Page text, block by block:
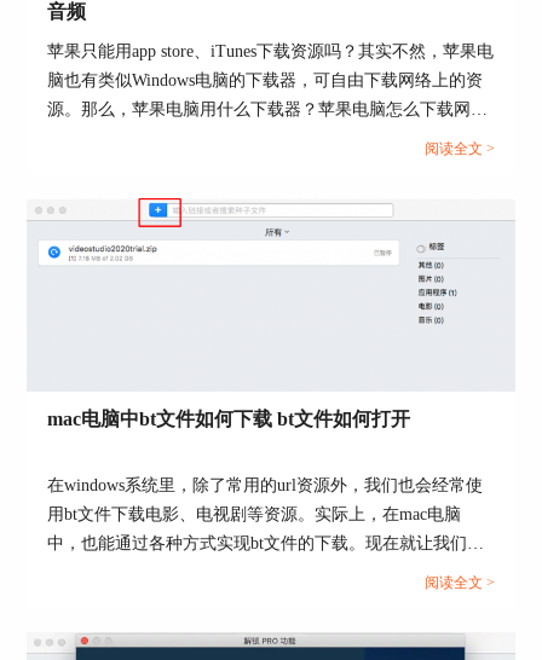
如图5所示，可以看到，任务已经添加到下载列表
了。
使其优先下载。一般情况下，在列表中排序靠前的
任务会优先下载。
音频
苹果只能用app store、iTunes下载资源吗？其实不然，苹果电
脑也有类似Windows电脑的下载器，可自由下载网络上的资
源。那么，苹果电脑用什么下载器？苹果电脑怎么下载网页
阅读全文 >
mac电脑中bt文件如何下载 bt文件如何打开
在windows系统里，除了常用的url资源外，我们也会经常使
用bt文件下载电影、电视剧等资源。实际上，在mac电脑
中，也能通过各种方式实现bt文件的下载。现在就让我们一
起来了解下mac电脑中bt文件如何下载，bt文件如何打开的相
阅读全文 >